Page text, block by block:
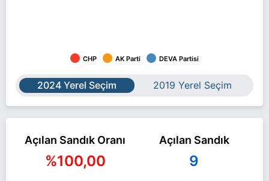
CHP AK Parti DEVA Partisi
2024 Yerel Seçim 2019 Yerel Seçim
Açılan Sandık Oranı
%100,00
Açılan Sandık
9